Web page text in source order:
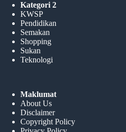
Kategori 2
KWSP
Pendidikan
Semakan
Shopping
Sukan
Teknologi
Maklumat
About Us
Disclaimer
Copyright Policy